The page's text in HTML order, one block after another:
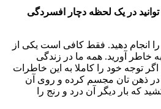
در یک لحظه دچار افسردگی
انجام دهید. فقط کافی است یکی از
خاطر آورید. همه ما در زندگی
توجه خود را کاملا به این خاطرات
در ذهن تان مجسم کرده و روی آن
که بار دیگر آن درد و رنج را